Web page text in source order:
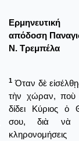
Ερμηνευτική
απόδοση
Ν. Τρεμπέλα
1 Όταν δὲ
τὴν χώραν, ποὺ
δίδει Κύριος ὁ
σου, διὰ νὰ
κληρονομήσεις